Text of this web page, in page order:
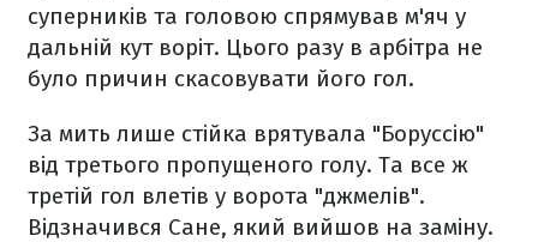
суперників та головою спрямував м'яч у
дальній кут воріт. Цього разу в арбітра не
було причин скасовувати його гол.
За мить лише стійка врятувала "Боруссію"
від третього пропущеного голу. Та все ж
третій гол влетів у ворота "джмелів".
Відзначився Сане, який вийшов на заміну.